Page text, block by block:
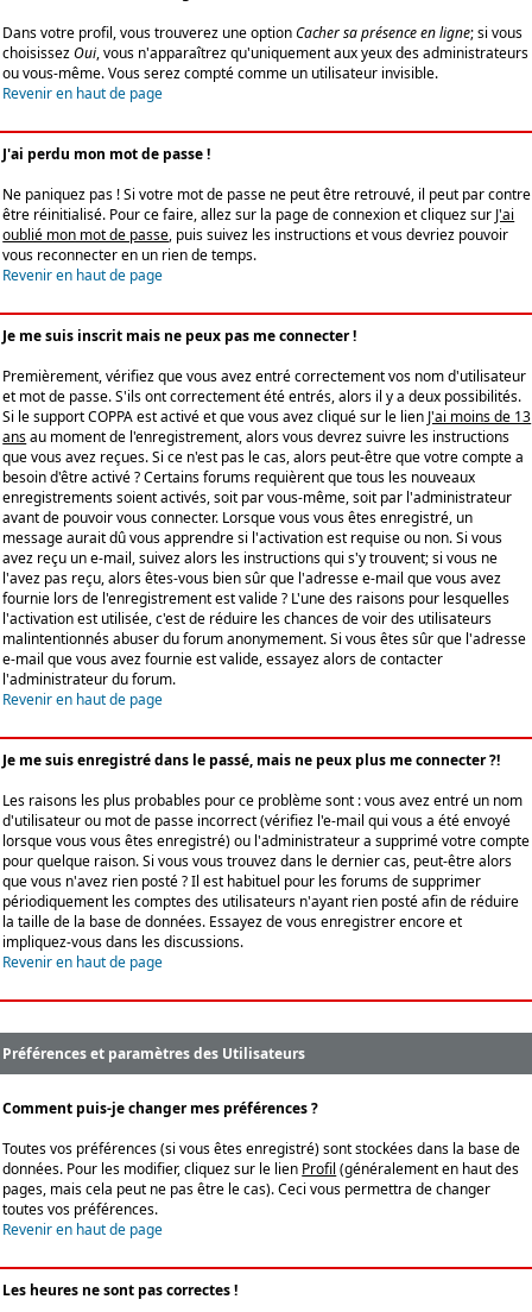
Dans votre profil, vous trouverez une optionCacher sa présence en ligne; si vous
choisissezOui, vous n'apparaîtrez qu'uniquement aux yeux des administrateurs
ou vous-même. Vous serez compté comme un utilisateur invisible.
Revenir en haut de page
J'ai perdu mon mot de passe !
Ne paniquez pas ! Si votre mot de passe ne peut être retrouvé, il peut par contre
être réinitialisé. Pour ce faire, allez sur la page de connexion et cliquez sur J'ai
oublié mon mot de passe, puis suivez les instructions et vous devriez pouvoir
vous reconnecter en un rien de temps.
Revenir en haut de page
Je me suis inscrit mais ne peux pas me connecter !
Premièrement, vérifiez que vous avez entré correctement vos nom d'utilisateur
et mot de passe. S'ils ont correctement été entrés, alors il y a deux possibilités.
Si le support COPPA est activé et que vous avez cliqué sur le lien J'ai moins de 13
ansau moment de l'enregistrement, alors vous devrez suivre les instructions
que vous avez reçues. Si ce n'est pas le cas, alors peut-être que votre compte a
besoin d'être activé ? Certains forums requièrent que tous les nouveaux
enregistrements soient activés, soit par vous-même, soit par l'administrateur
avant de pouvoir vous connecter. Lorsque vous vous êtes enregistré, un
message aurait dû vous apprendre si l'activation est requise ou non. Si vous
avez reçu un e-mail, suivez alors les instructions qui s'y trouvent; si vous ne
l'avez pas reçu, alors êtes-vous bien sûr que l'adresse e-mail que vous avez
fournie lors de l'enregistrement est valide ? L'une des raisons pour lesquelles
l'activation est utilisée, c'est de réduire les chances de voir des utilisateurs
malintentionnés abuser du forum anonymement. Si vous êtes sûr que l'adresse
e-mail que vous avez fournie est valide, essayez alors de contacter
l'administrateur du forum.
Revenir en haut de page
Je me suis enregistré dans le passé, mais ne peux plus me connecter ?!
Les raisons les plus probables pour ce problème sont : vous avez entré un nom
d'utilisateur ou mot de passe incorrect (vérifiez l'e-mail qui vous a été envoyé
lorsque vous vous êtes enregistré) ou l'administrateur a supprimé votre compte
pour quelque raison. Si vous vous trouvez dans le dernier cas, peut-être alors
que vous n'avez rien posté ? Il est habituel pour les forums de supprimer
périodiquement les comptes des utilisateurs n'ayant rien posté afin de réduire
la taille de la base de données. Essayez de vous enregistrer encore et
impliquez-vous dans les discussions.
Revenir en haut de page
Préférences et paramètres des Utilisateurs
Comment puis-je changer mes préférences ?
Toutes vos préférences (si vous êtes enregistré) sont stockées dans la base de
données. Pour les modifier, cliquez sur le lien Profil (généralement en haut des
pages, mais cela peut ne pas être le cas). Ceci vous permettra de changer
toutes vos préférences.
Revenir en haut de page
Les heures ne sont pas correctes !